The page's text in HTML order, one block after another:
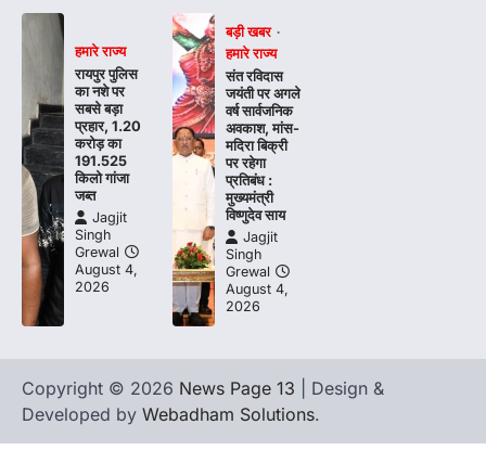
हमारे राज्य
रायपुर पुलिस
का नशे पर
सबसे बड़ा
प्रहार, 1.20
करोड़ का
191.525
किलो गांजा
जब्त
Jagjit
Singh
Grewal
August 4,
2026
बड़ी खबर
हमारे राज्य
संत रविदास
जयंती पर अगले
वर्ष सार्वजनिक
अवकाश, मांस-
मदिरा बिक्री
पर रहेगा
प्रतिबंध :
मुख्यमंत्री
विष्णुदेव साय
Jagjit
Singh
Grewal
August 4,
2026
Copyright © 2026 News Page 13 | Design &
Developed by Webadham Solutions.